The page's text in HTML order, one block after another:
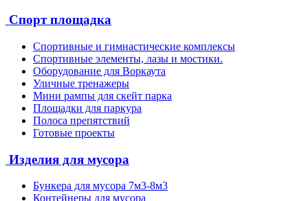
Спорт площадка
Спортивные и гимнастические комплексы
Спортивные элементы, лазы и мостики.
Оборудование для Воркаута
Уличные тренажеры
Мини рампы для скейт парка
Площадки для паркура
Полоса препятствий
Готовые проекты
Изделия для мусора
Бункера для мусора 7м3-8м3
Контейнеры для мусора